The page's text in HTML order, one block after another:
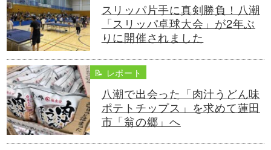
スリッパ片手に真剣勝負！八潮
「スリッパ卓球大会」が2年ぶ
りに開催されました
📝 レポート
八潮で出会った「肉汁うどん味
ポテトチップス」を求めて蓮田
市「翁の郷」へ